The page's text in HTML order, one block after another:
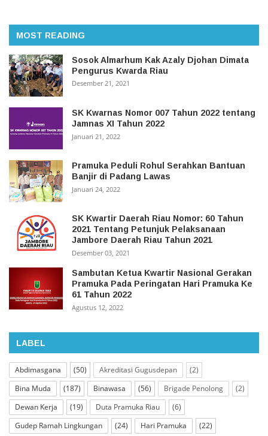
MOST READING
Sosok Almarhum Kak Azaly Djohan Dimata
Pengurus Kwarda Riau
Desember 21, 2021
SK Kwarnas Nomor 007 Tahun 2022 tentang
Jamnas XI Tahun 2022
Januari 21, 2022
Pramuka Peduli Rohul Serahkan Bantuan
Banjir di Padang Lawas
Januari 24, 2022
SK Kwartir Daerah Riau Nomor: 60 Tahun
2021 Tentang Petunjuk Pelaksanaan
Jambore Daerah Riau Tahun 2021
Desember 03, 2021
Sambutan Ketua Kwartir Nasional Gerakan
Pramuka Pada Peringatan Hari Pramuka Ke
61 Tahun 2022
Agustus 12, 2022
LABEL
Abdimasgana (50) Akreditasi Gugusdepan
(2)
Bina Muda
(187) Binawasa (56) Brigade Penolong
(2)
Dewan Kerja
(19) Duta Pramuka Riau
(6)
Gudep Ramah Lingkungan
(24) Hari Pramuka
(22)